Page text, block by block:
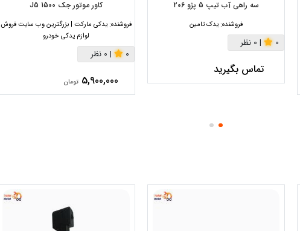
سه راهی آب تیپ 5 پژو 206
فروشنده: یدک تامین
0
| 0 نظر
تماس بگیرید
کاور موتور جک J5 1500
فروشنده: یدکی مارکت | بزرگترین وب سایت فروش
لوازم یدکی خودرو
0
| 0 نظر
5,900,000 تومان